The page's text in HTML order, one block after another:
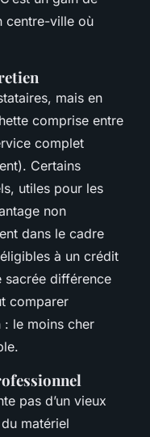
centre-ville où
mais en
comprise entre
complet
Certains
utiles pour les
non
dans le cadre
à un crédit
sacrée différence
comparer
: le moins cher
pas d’un vieux
matériel